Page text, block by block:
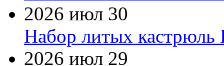
2026 июл 30
Набор литых кастрюль
2026 июл 29